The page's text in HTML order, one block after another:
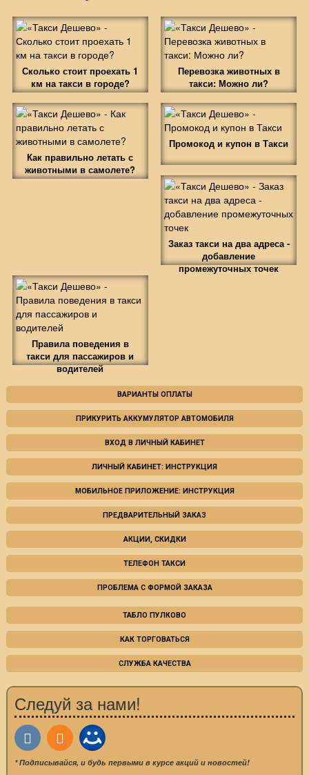
Сколько стоит проехать 1
км на такси в городе?
Перевозка животных в
такси: Можно ли?
Как правильно летать с
животными в самолете?
Промокод и купон в Такси
Заказ такси на два адреса -
добавление
промежуточных точек
Правила поведения в
такси для пассажиров и
водителей
ВАРИАНТЫ ОПЛАТЫ
ПРИКУРИТЬ АККУМУЛЯТОР АВТОМОБИЛЯ
ВХОД В ЛИЧНЫЙ КАБИНЕТ
ЛИЧНЫЙ КАБИНЕТ: ИНСТРУКЦИЯ
МОБИЛЬНОЕ ПРИЛОЖЕНИЕ: ИНСТРУКЦИЯ
ПРЕДВАРИТЕЛЬНЫЙ ЗАКАЗ
АКЦИИ, СКИДКИ
ТЕЛЕФОН ТАКСИ
ПРОБЛЕМА С ФОРМОЙ ЗАКАЗА
ТАБЛО ПУЛКОВО
КАК ТОРГОВАТЬСЯ
СЛУЖБА КАЧЕСТВА
Следуй за нами!
* Подписывайся, и будь первыми в курсе акций и новостей!